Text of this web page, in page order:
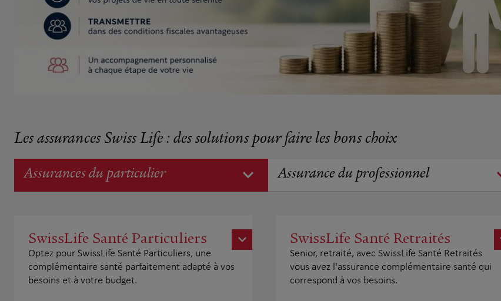
Les assurances Swiss Life : des solutions pour faire les bons choix
Assurances du particulier Assurance du professionnel
SwissLife Santé Particuliers
Optez pour SwissLife Santé Particuliers, une
complémentaire santé parfaitement adapté à vos
besoins et à votre budget.
SwissLife Santé Retraités
Senior, retraité, avec SwissLife Santé Retraités
vous avez l'assurance complémentaire santé qui
correspond à vos besoins.